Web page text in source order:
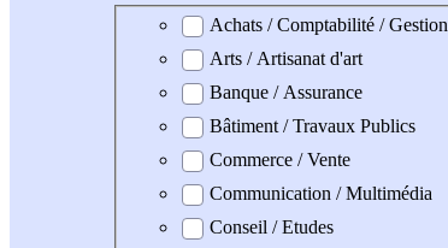
Domaine professionel
Achats / Comptabilité / Gestion
Arts / Artisanat d'art
Banque / Assurance
Bâtiment / Travaux Publics
Commerce / Vente
Communication / Multimédia
Conseil / Etudes